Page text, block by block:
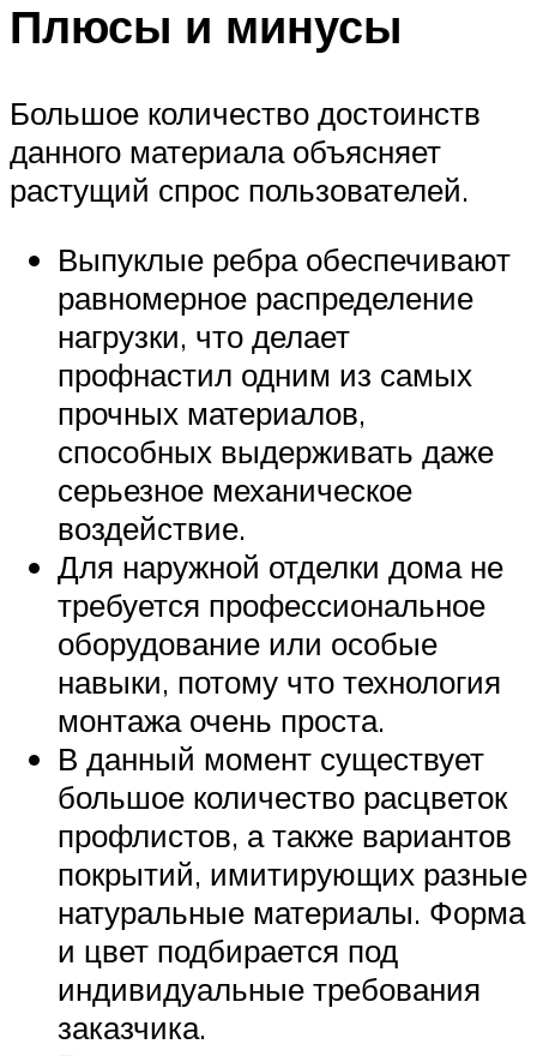
Плюсы и минусы
Большое количество достоинств
данного материала объясняет
растущий спрос пользователей.
Выпуклые ребра обеспечивают
равномерное распределение
нагрузки, что делает
профнастил одним из самых
прочных материалов,
способных выдерживать даже
серьезное механическое
воздействие.
Для наружной отделки дома не
требуется профессиональное
оборудование или особые
навыки, потому что технология
монтажа очень проста.
В данный момент существует
большое количество расцветок
профлистов, а также вариантов
покрытий, имитирующих разные
натуральные материалы. Форма
и цвет подбирается под
индивидуальные требования
заказчика.